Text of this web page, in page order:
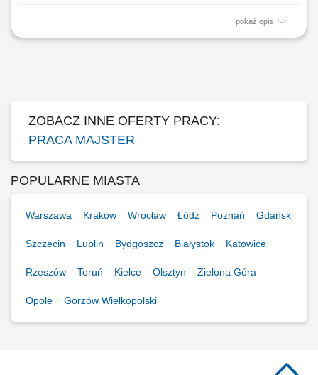
pokaż opis
Nadzorowanie prac w zakładzie prefabrykacji. Prowadzenie
ZOBACZ INNE OFERTY PRACY:
PRACA MAJSTER
POPULARNE MIASTA
Warszawa Kraków Wrocław Łódź Poznań Gdańsk
Szczecin Lublin Bydgoszcz Białystok Katowice
Rzeszów Toruń Kielce Olsztyn Zielona Góra
Opole Gorzów Wielkopolski